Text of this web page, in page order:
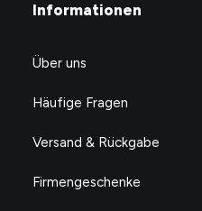
Informationen
Über uns
Häufige Fragen
Versand & Rückgabe
Firmengeschenke